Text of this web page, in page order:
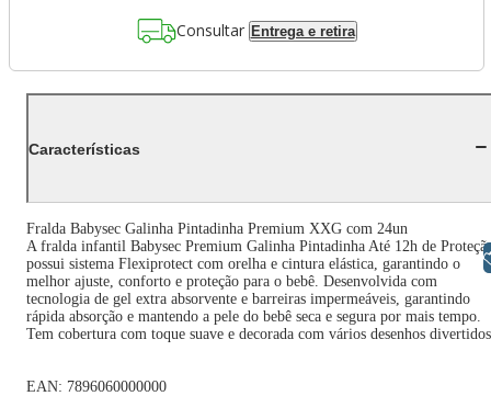
Consultar Entrega e retira
Características
Fralda Babysec Galinha Pintadinha Premium XXG com 24un
A fralda infantil Babysec Premium Galinha Pintadinha Até 12h de
possui sistema Flexiprotect com orelha e cintura elástica, garantindo o
melhor ajuste, conforto e proteção para o bebê. Desenvolvida com
tecnologia de gel extra absorvente e barreiras impermeáveis, garantindo
rápida absorção e mantendo a pele do bebê seca e segura por mais tempo.
Tem cobertura com toque suave e decorada com vários desenhos
EAN: 7896060000000
Libras